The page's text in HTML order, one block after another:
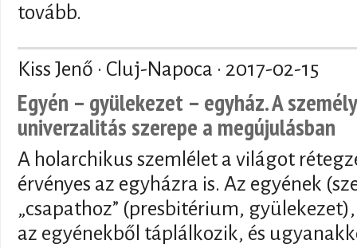
tovább.
Kiss Jenő · Cluj-Napoca · 2017-02-15
Egyén – gyülekezet – egyház. A
univerzalitás szerepe a megújulásban
A holarchikus szemlélet a világot
érvényes az egyházra is. Az egyének
„csapathoz” (presbitérium,
az egyénekből táplálkozik, és